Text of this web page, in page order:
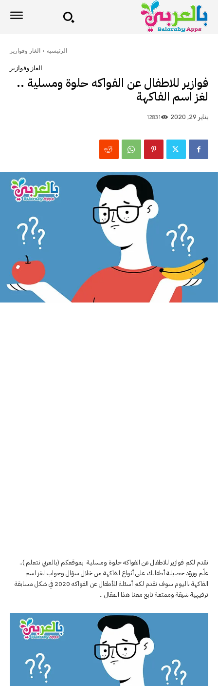
الرئيسية الغاز وفوازير
الغاز وفوازير
فوازير للاطفال عن الفواكه حلوة ومسلية ..
لغز اسم الفاكهة
يناير 29, 2020 12831
نقدم لكم فوازير للاطفال عن الفواكه حلوة ومسلية بموقعكم (بالعربي نتعلم )..
علّم وزوّد حصيلة أطفالك على أنواع الفاكهة من خلال سؤال وجواب لغز اسم
الفاكهة ،اليوم سوف نقدم لكم أسئلة للأطفال عن الفواكه 2020 في شكل مسابقة
ترفيهية شيقة وممتعة تابع معنا هذا المقال ..